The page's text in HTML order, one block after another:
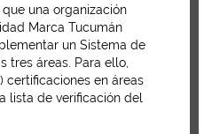
una organización
Marca Tucumán
un Sistema de
tres áreas. Para ello,
certificaciones en áreas
lista de verificación del